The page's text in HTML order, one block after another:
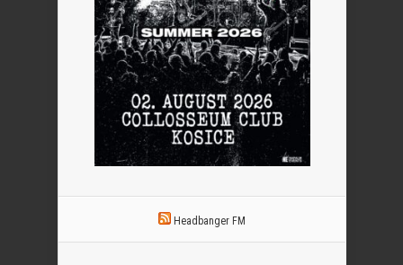
Headbanger FM